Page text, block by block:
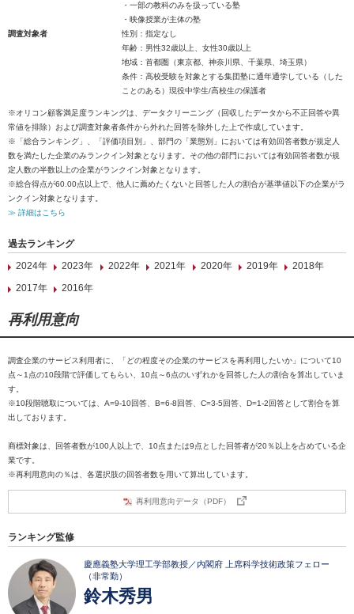
・一部の教科のみを扱っている塾
・映像授業が主体の塾
調査対象者
性別：指定なし
年齢：男性32歳以上、女性30歳以上
地域：首都圏（東京都、神奈川県、千葉県、埼玉県）
条件：高校受験を対象とする集団塾に通年通学している（した
ことのある）現役中学生/高校生の保護者
※オリコン顧客満足度ランキングは、データクリーニング（回収したデータから不正回答や異
常値を排除）および調査対象者条件から外れた回答を除外した上で作成しています。
※「総合ランキング」、「評価項目別」、部門の「業態別」においては有効回答者数が規定人
数を満たした企業のみランクイン対象となります。その他の部門においては有効回答者数が規
定人数の半数以上の企業がランクイン対象となります。
※総合得点が60.00点以上で、他人に薦めたくないと回答した人の割合が基準値以下の企業がラ
ンクイン対象となります。
≫ 詳細はこちら
過去ランキング
2024年
2023年 2022年 2021年 2020年 2019年
2018年
2017年
2016年
再利用意向
調査企業のサービス利用者に、「どの程度その企業のサービスを再利用したいか」について10
点～1点の10段階で評価してもらい、10点～6点のいずれかを回答した人の割合を算出していま
す。
※10段階聴取については、A=9-10回答、B=6-8回答、C=3-5回答、D=1-2回答として割合を算
出しております。
商標対象は、回答者数が100人以上で、10点または9点とした回答者が20％以上を占めている企
業です。
※再利用意向の％は、各選択肢の回答者数を用いて算出しています。
再利用意向データ（PDF）
ランキング監修
慶應義塾大学理工学部教授／内閣府 上席科学技術政策フェロー
（非常勤）
鈴木秀男